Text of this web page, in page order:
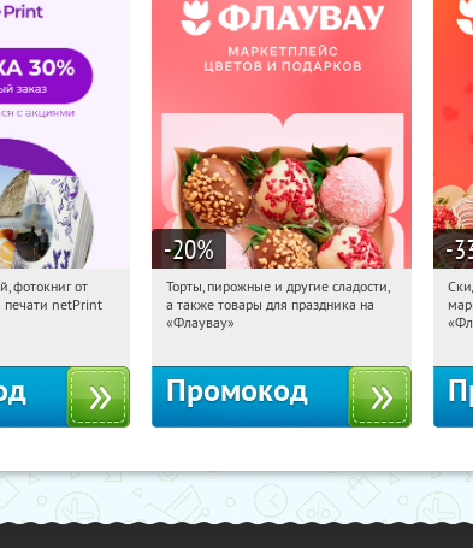
Получили:
фотокниг от
печати netPrint
-20%
09:50:40 Получили:
Россия
Торты, пирожные и другие сладости,
а также товары для праздника на
«Флаувау»
Промокод
-